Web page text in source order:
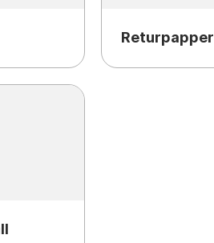
Returpapper